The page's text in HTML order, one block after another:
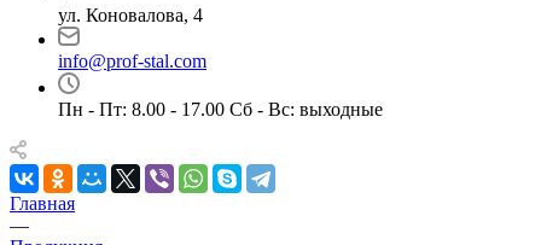
ул. Коновалова, 4
info@prof-stal.com
Пн - Пт: 8.00 - 17.00 Сб - Вс: выходные
Главная
—